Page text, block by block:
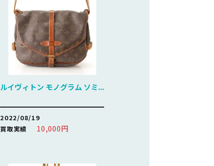
ルイヴィトン モノグラム ソミ...
2022/08/19
買取実績
10,000円